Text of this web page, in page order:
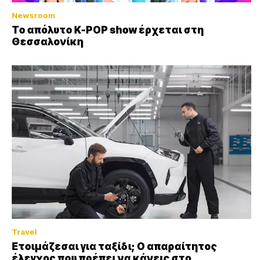
Newsroom
Το απόλυτο K-POP show έρχεται στη
Θεσσαλονίκη
Travel
Ετοιμάζεσαι για ταξίδι; Ο απαραίτητος